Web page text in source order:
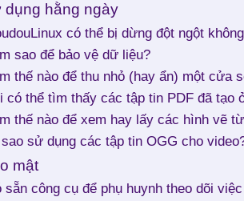
dụng hằng ngày
có thể bị dừng đột ngột
sao để bảo vệ dữ liệu?
thế nào để thu nhỏ (hay ẩn) một cửa
có thể tìm thấy các tập tin PDF đã tạo
thế nào để xem hay lấy các hình vẽ
sử dụng các tập tin OGG cho
mật
sẵn công cụ để phụ huynh theo dõi